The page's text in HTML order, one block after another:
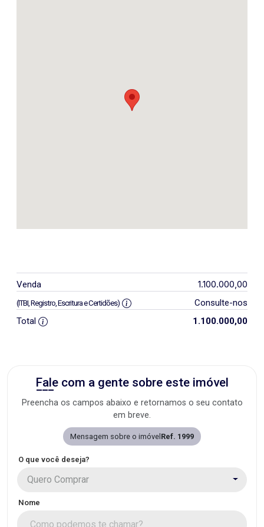
Venda 1.100.000,00
(ITBI, Registro, Escritura e Certidões)
Consulte-nos
Total
1.100.000,00
Fale com a gente sobre este imóvel
Preencha os campos abaixo e retornamos o seu contato
em breve.
Mensagem sobre o imóvelRef. 1999
O que você deseja?
Quero Comprar
Nome